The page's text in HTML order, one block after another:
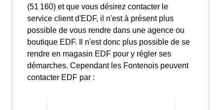
(51 160) et que vous désirez contacter le
service client d'EDF, il n'est à présent plus
possible de vous rendre dans une agence ou
boutique EDF. Il n'est donc plus possible de se
rendre en magasin EDF pour y régler ses
démarches. Cependant les Fontenois peuvent
contacter EDF par :